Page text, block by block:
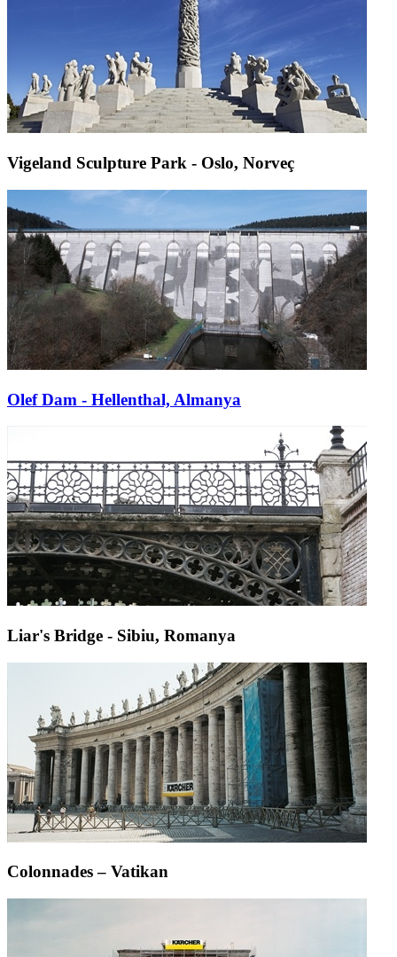
Vigeland Sculpture Park - Oslo, Norveç
Olef Dam - Hellenthal, Almanya
Liar's Bridge - Sibiu, Romanya
Colonnades – Vatikan